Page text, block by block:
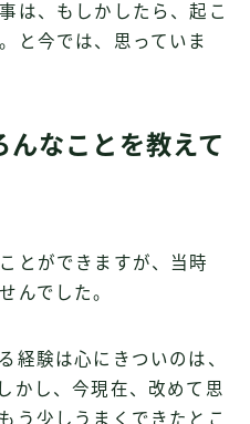
は、もしかしたら、起こ
と今では、思っていま
なことを教えて
とができますが、当時
んでした。
経験は心にきついのは、
かし、今現在、改めて思
う少しうまくできたとこ